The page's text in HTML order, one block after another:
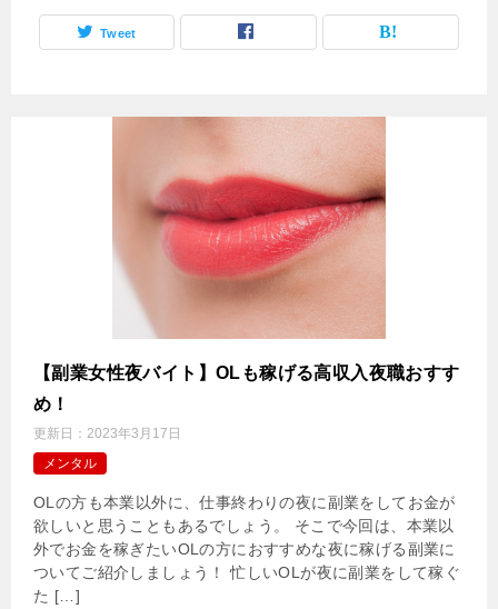
Tweet
【副業女性夜バイト】OLも稼げる高収入夜職おすす
め！
更新日： 2023年3月17日
メンタル
OLの方も本業以外に、仕事終わりの夜に副業をしてお金が
欲しいと思うこともあるでしょう。 そこで今回は、本業以
外でお金を稼ぎたいOLの方におすすめな夜に稼げる副業に
ついてご紹介しましょう！ 忙しいOLが夜に副業をして稼ぐ
た […]